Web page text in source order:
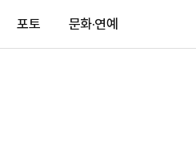
포토 문화·연예